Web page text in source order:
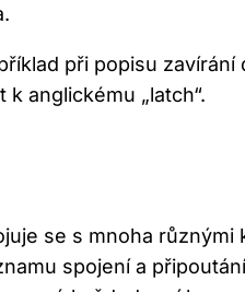
při popisu
anglickému „latch“.
se s mnoha
spojení a